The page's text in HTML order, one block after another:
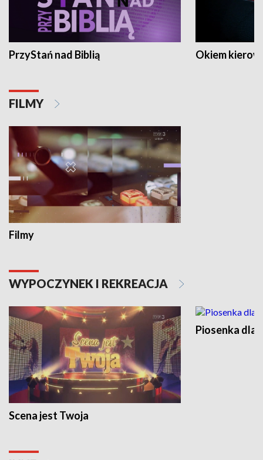
PrzyStań nad Biblią Okiem
FILMY
Filmy
WYPOCZYNEK I REKREACJA
Scena jest Twoja
Piosenka dla